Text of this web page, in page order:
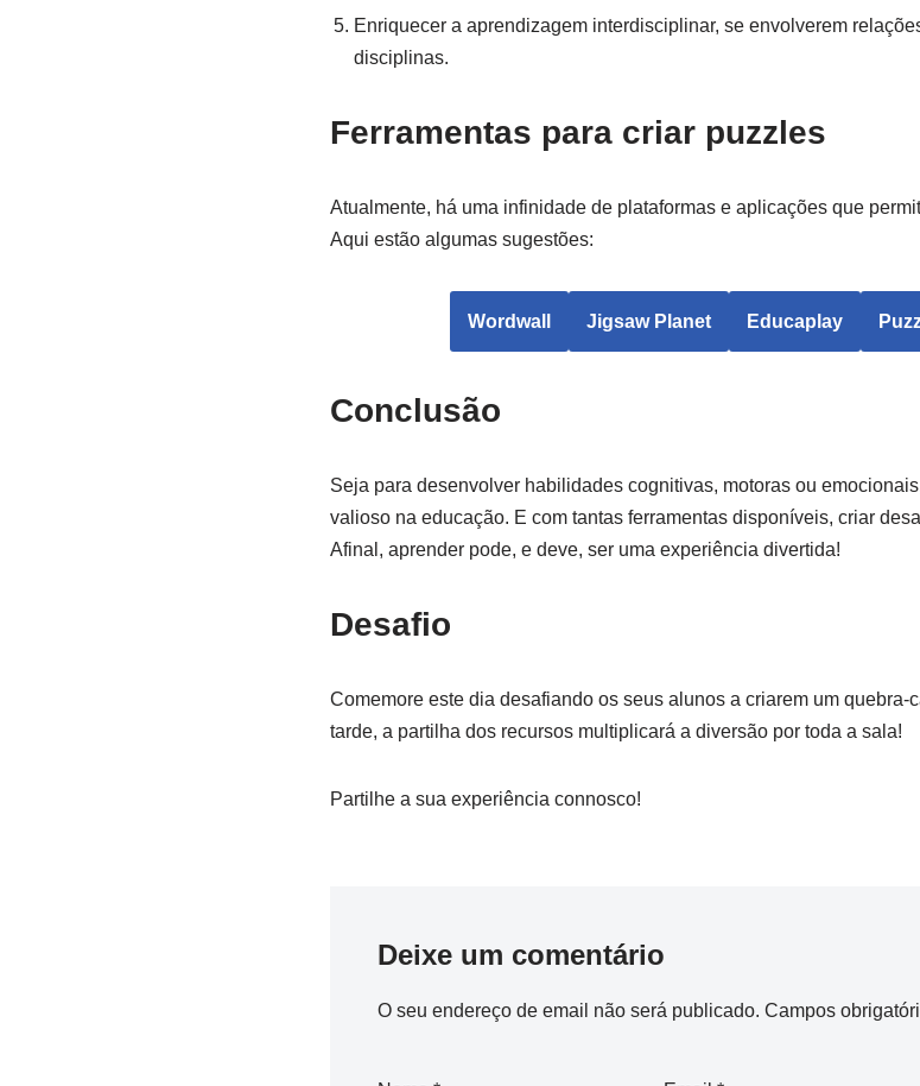
Enriquecer a aprendizagem interdisciplinar, se envolverem
disciplinas.
Ferramentas para criar puzzles
Atualmente, há uma infinidade de plataformas e aplicações que
Aqui estão algumas sugestões:
Wordwall Jigsaw Planet Educaplay
Conclusão
Seja para desenvolver habilidades cognitivas, motoras ou
valioso na educação. E com tantas ferramentas disponíveis, criar
Afinal, aprender pode, e deve, ser uma experiência divertida!
Desafio
Comemore este dia desafiando os seus alunos a criarem um quebra-
tarde, a partilha dos recursos multiplicará a diversão por toda a sala!
Partilhe a sua experiência connosco!
Deixe um comentário
O seu endereço de email não será publicado. Campos